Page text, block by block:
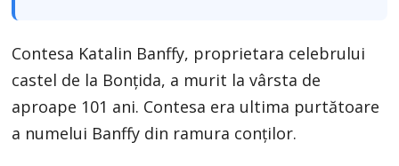
Contesa Katalin Banffy, proprietara celebrului
castel de la Bonțida, a murit la vârsta de
aproape 101 ani. Contesa era ultima purtătoare
a numelui Banffy din ramura conților.